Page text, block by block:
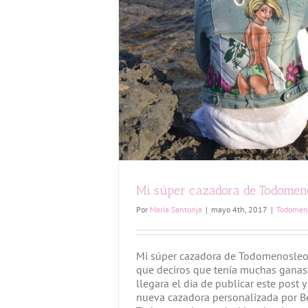
Mi súper cazadora de
Por Maria Santonja | mayo 4th, 2017 |
Mi súper cazadora de
que deciros que tenía muchas
llegara el día de publicar este post
nueva cazadora personalizada por